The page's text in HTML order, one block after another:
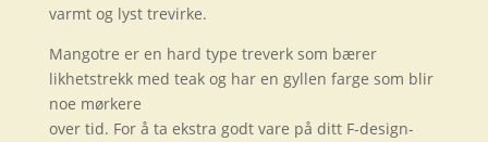
varmt og lyst trevirke.
Mangotre er en hard type treverk som bærer
likhetstrekk med teak og har en gyllen farge som blir
noe mørkere
over tid. For å ta ekstra godt vare på ditt F-design-